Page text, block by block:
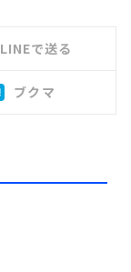
LINEで送る
ブクマ